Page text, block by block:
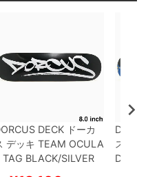
DECK ドーカ
デッキ TEAM OCULA
TAG BLACK/SILVER
ス